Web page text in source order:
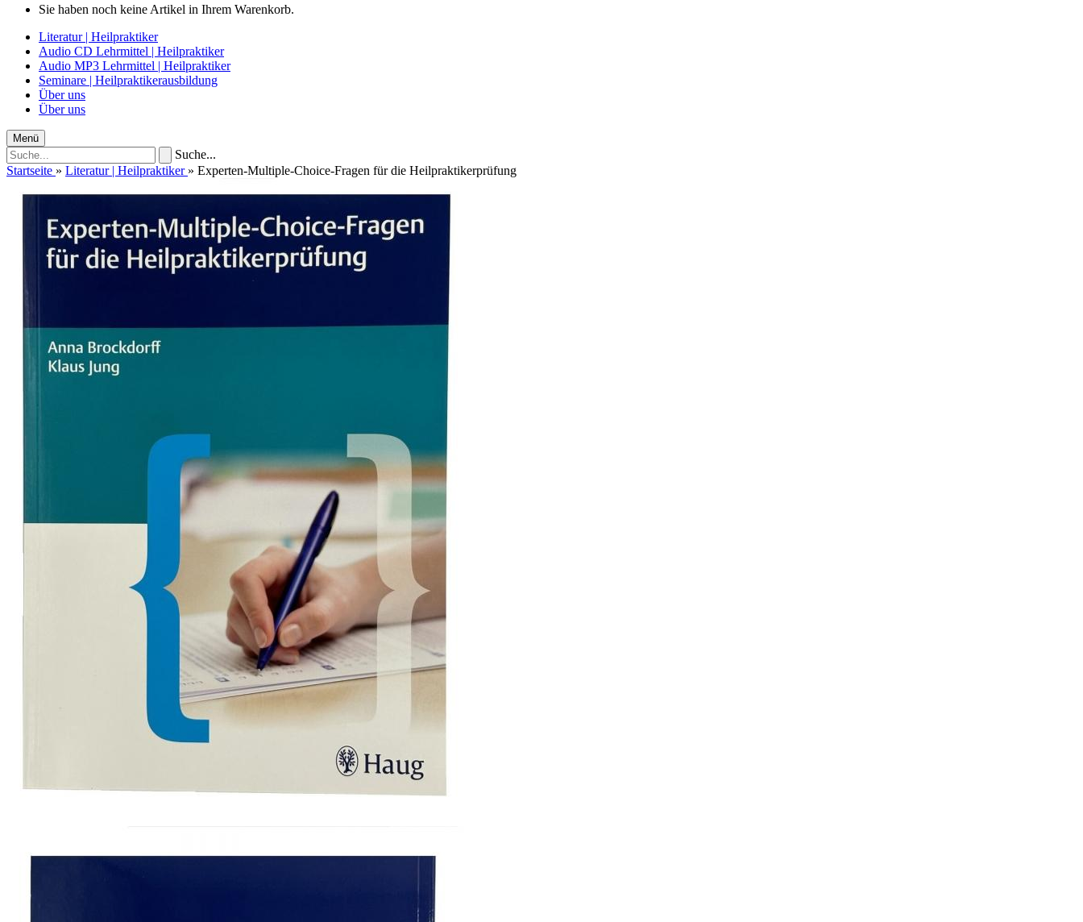
Sie haben noch keine Artikel in Ihrem Warenkorb.
Literatur | Heilpraktiker
Audio CD Lehrmittel | Heilpraktiker
Audio MP3 Lehrmittel | Heilpraktiker
Seminare | Heilpraktikerausbildung
Über uns
Über uns
Menü
Suche...
Startseite » Literatur | Heilpraktiker » Experten-Multiple-Choice-Fragen für die Heilpraktikerprüfung